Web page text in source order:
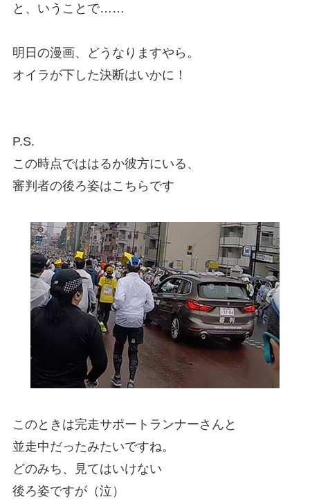
と、いうことで……
明日の漫画、どうなりますやら。
オイラが下した決断はいかに！
P.S.
この時点でははるか彼方にいる、
審判者の後ろ姿はこちらです
このときは完走サポートランナーさんと
並走中だったみたいですね。
どのみち、見てはいけない
後ろ姿ですが（泣）